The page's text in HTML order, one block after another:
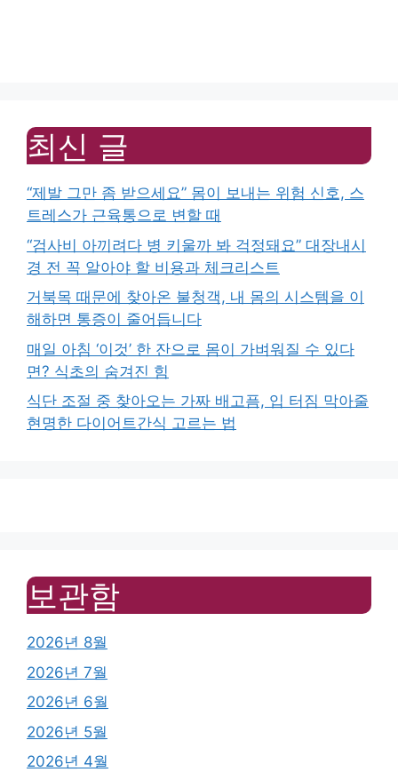
최신 글
“제발 그만 좀 받으세요” 몸이 보내는 위험 신호, 스
트레스가 근육통으로 변할 때
“검사비 아끼려다 병 키울까 봐 걱정돼요” 대장내시
경 전 꼭 알아야 할 비용과 체크리스트
거북목 때문에 찾아온 불청객, 내 몸의 시스템을 이
해하면 통증이 줄어듭니다
매일 아침 ‘이것’ 한 잔으로 몸이 가벼워질 수 있다
면? 식초의 숨겨진 힘
식단 조절 중 찾아오는 가짜 배고픔, 입 터짐 막아줄
현명한 다이어트간식 고르는 법
보관함
2026년 8월
2026년 7월
2026년 6월
2026년 5월
2026년 4월